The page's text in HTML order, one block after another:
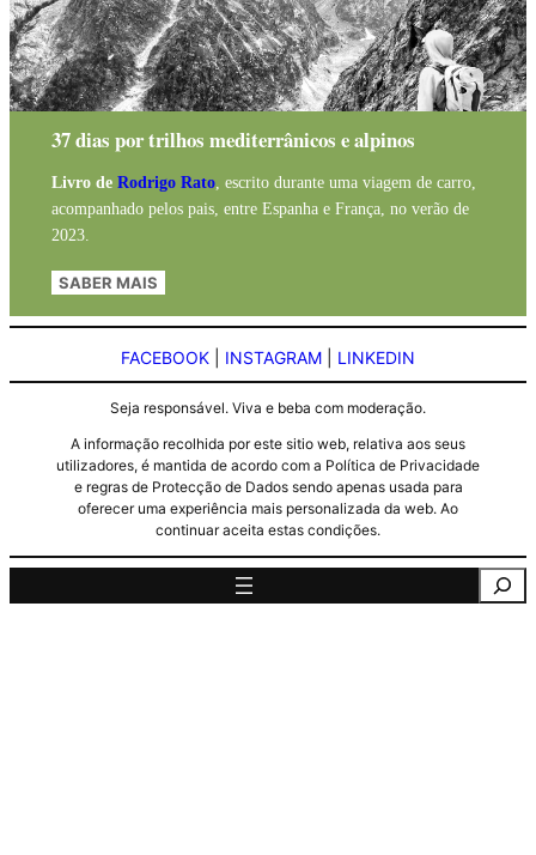
37 dias por trilhos mediterrânicos e alpinos
Livro de Rodrigo Rato, escrito durante uma viagem de carro,
acompanhado pelos pais, entre Espanha e França, no verão de
2023.
SABER MAIS
FACEBOOK INSTAGRAM LINKEDIN
Seja responsável. Viva e beba com moderação.
A informação recolhida por este sitio web, relativa aos seus
utilizadores, é mantida de acordo com a Política de Privacidade
e regras de Protecção de Dados sendo apenas usada para
oferecer uma experiência mais personalizada da web. Ao
continuar aceita estas condições.